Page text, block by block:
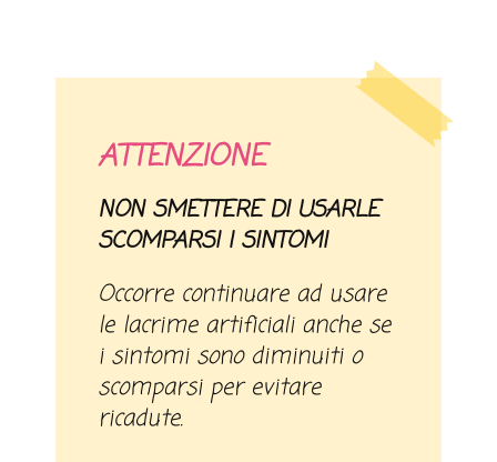
ATTENZIONE
NON SMETTERE DI USARLE
SCOMPARSI I SINTOMI
Occorre continuare ad usare
le lacrime artificiali anche se
i sintomi sono diminuiti o
scomparsi per evitare
ricadute.